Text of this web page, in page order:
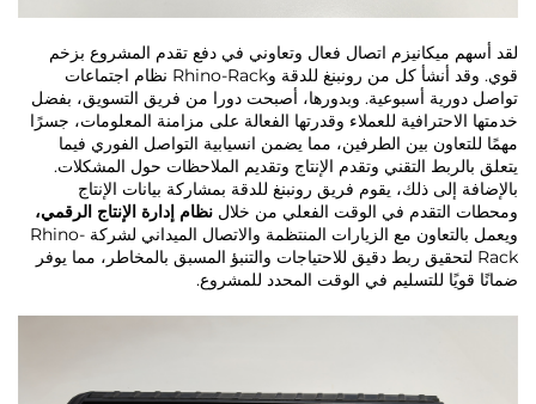
لقد أسهم ميكانيزم اتصال فعال وتعاوني في دفع تقدم المشروع بزخم
قوي. وقد أنشأ كل من رونبنغ للدقة وRhino-Rack نظام اجتماعات
تواصل دورية أسبوعية. وبدورها، أصبحت دورا من فريق التسويق، بفضل
خدمتها الاحترافية للعملاء وقدرتها الفعالة على مزامنة المعلومات، جسرًا
مهمًا للتعاون بين الطرفين، مما يضمن انسيابية التواصل الفوري فيما
يتعلق بالربط التقني وتقدم الإنتاج وتقديم الملاحظات حول المشكلات.
بالإضافة إلى ذلك، يقوم فريق رونبنغ للدقة بمشاركة بيانات الإنتاج
ومحطات التقدم في الوقت الفعلي من خلالنظام إدارة الإنتاج الرقمي،
ويعمل بالتعاون مع الزيارات المنتظمة والاتصال الميداني لشركة Rhino-
Rack لتحقيق ربط دقيق للاحتياجات والتنبؤ المسبق بالمخاطر، مما يوفر
ضمانًا قويًا للتسليم في الوقت المحدد للمشروع.